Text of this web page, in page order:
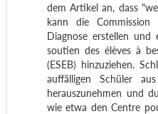
dem Artikel an, dass
kann die Commission
Diagnose erstellen
soutien des élèves à
(ESEB) hinzuziehen.
auffälligen Schüler
herauszunehmen und
wie etwa den Centre